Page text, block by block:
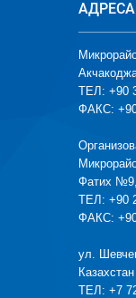
ТЕЛ: +90
ФАКС:
Фатих №9,
ТЕЛ: +90
ФАКС:
ул.
Казахстан
ТЕЛ: +7